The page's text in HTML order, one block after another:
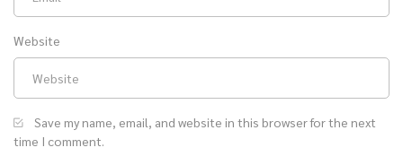
Website
Save my name, email, and website in this browser for the next
time I comment.